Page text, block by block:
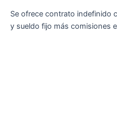
Se ofrece contrato indefinido
y sueldo fijo más comisiones